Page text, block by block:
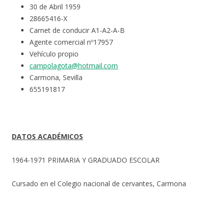
30 de Abril 1959
28665416-X
Carnet de conducir A1-A2-A-B
Agente comercial nº17957
Vehículo propio
campolagota@hotmail.com
Carmona, Sevilla
655191817
DATOS ACADÉMICOS
1964-1971 PRIMARIA Y GRADUADO ESCOLAR
Cursado en el Colegio nacional de cervantes, Carmona